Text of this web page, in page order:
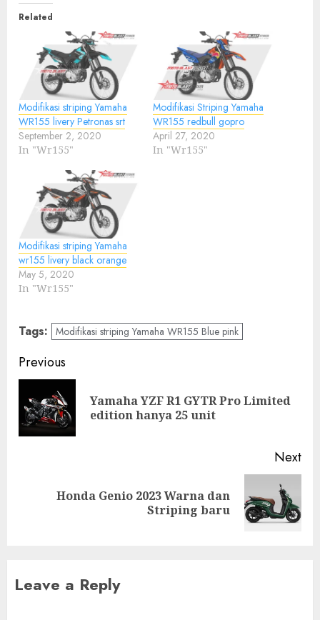
Related
Modifikasi striping Yamaha
WR155 livery Petronas srt
September 2, 2020
In "Wr155"
Modifikasi Striping Yamaha
WR155 redbull gopro
April 27, 2020
In "Wr155"
Modifikasi striping Yamaha
wr155 livery black orange
May 5, 2020
In "Wr155"
Tags: Modifikasi striping Yamaha WR155 Blue pink
Post
navigation
Previous
Yamaha YZF R1 GYTR Pro Limited
edition hanya 25 unit
Next
Honda Genio 2023 Warna dan
Striping baru
Leave a Reply